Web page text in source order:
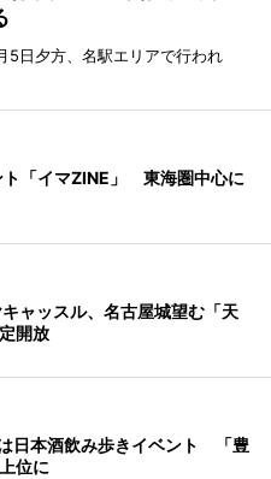
5日夕方、名駅エリアで行われ
ト「イマZINE」 東海圏中心に
ャッスル、名古屋城望む「天
開放
日本酒飲み歩きイベント 「豊
位に